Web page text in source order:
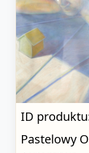
ID
Pastelowy